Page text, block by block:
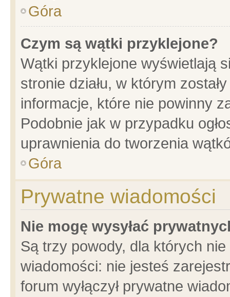
Góra
Czym są wątki przyklejone?
Wątki przyklejone wyświetlają
stronie działu, w którym
informacje, które nie powinny
Podobnie jak w przypadku
uprawnienia do tworzenia
Góra
Prywatne wiadomości
Nie mogę wysyłać
Są trzy powody, dla których
wiadomości: nie jesteś
forum wyłączył prywatne